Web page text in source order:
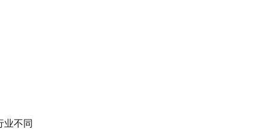
业不同